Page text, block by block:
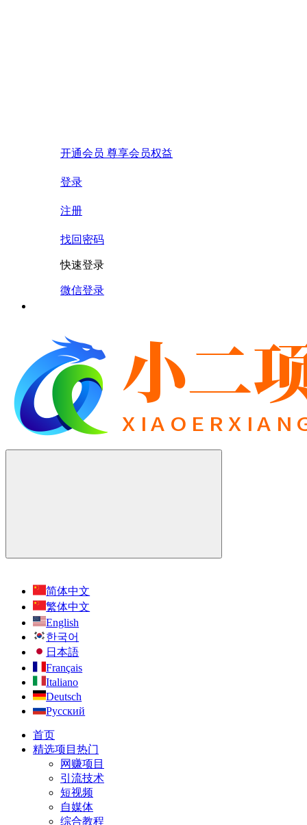
开通会员 尊享会员权益
登录
注册
找回密码
快速登录
微信登录
简体中文
繁体中文
English
한국어
日本語
Français
Italiano
Deutsch
Русский
首页
精选项目 热门
网赚项目
引流技术
短视频
自媒体
综合教程